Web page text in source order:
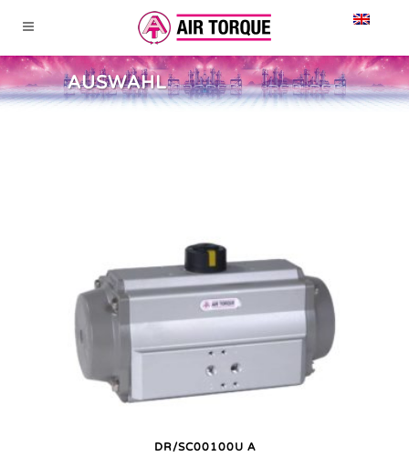
AUSWAHL
DR/SC00100U A